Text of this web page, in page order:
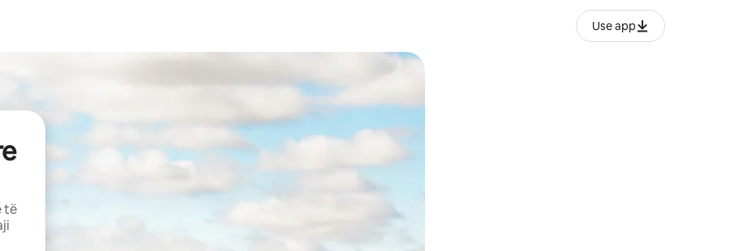
Use app
të